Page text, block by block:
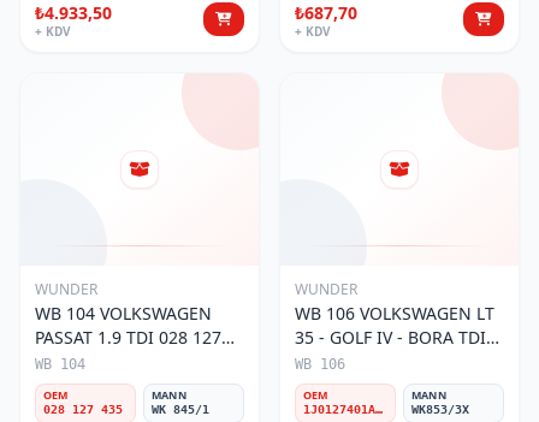
₺4.933,50
+ KDV
₺687,70
+ KDV
WUNDER
WB 104 VOLKSWAGEN
PASSAT 1.9 TDI 028 127
435 Yakıt/Mazot Filtresi
WB 104
OEM
028 127 435
MANN
WK 845/1
WUNDER
WB 106 VOLKSWAGEN LT
35 - GOLF IV - BORA TDI
1J0 127 401 Yakıt/Mazot
Filtresi
WB 106
OEM
1J0127401A/2D0127399/1J0127399A
MANN
WK853/3X